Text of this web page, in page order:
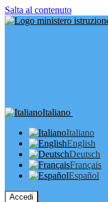
Salta al contenuto
Italiano
Italiano
English
Deutsch
Français
Español
Accedi